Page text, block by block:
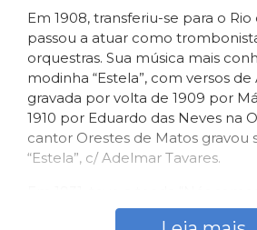
Em 1908, transferiu-se para o
passou a atuar como
orquestras. Sua música mais
modinha “Estela”, com versos
gravada por volta de 1909 por
1910 por Eduardo das Neves na
cantor Orestes de Matos gravou
“Estela”, c/ Adelmar Tavares.
parceria com Oscar Arruda,